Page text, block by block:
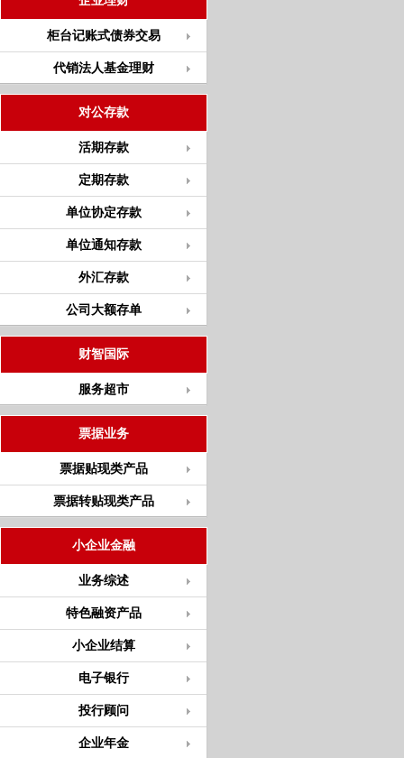
柜台记账式债券交易
代销法人基金理财
对公存款
活期存款
定期存款
单位协定存款
单位通知存款
外汇存款
公司大额存单
财智国际
服务超市
票据业务
票据贴现类产品
票据转贴现类产品
小企业金融
业务综述
特色融资产品
小企业结算
电子银行
投行顾问
企业年金